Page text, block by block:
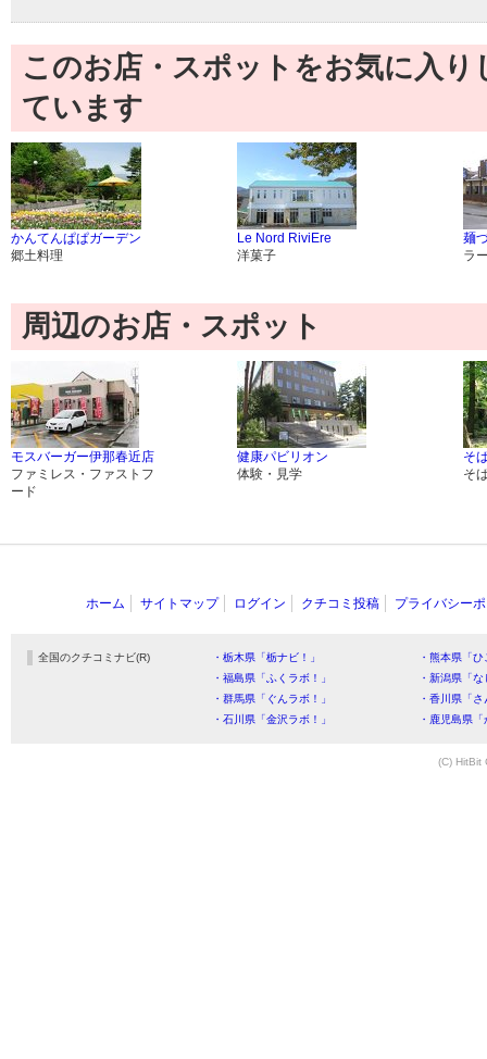
このお店・スポットをお気に入
ています
かんてんぱぱガーデン
郷土料理
Le Nord RiviEre
洋菓子
麺
ラ
周辺のお店・スポット
モスバーガー伊那春近店
ファミレス・ファストフ
ード
健康パビリオン
体験・見学
そ
そ
ホーム サイトマップ ログイン クチコミ投稿 プライバシー
全国のクチコミナビ(R) ・栃木県「栃ナビ！」
・熊本県「
・福島県「ふくラボ！」
・新潟県「
・群馬県「ぐんラボ！」
・香川県「
・石川県「金沢ラボ！」
・鹿児島県
(C) HitBit